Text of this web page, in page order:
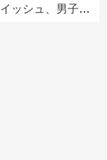
名が逆転する境界線あるある…？